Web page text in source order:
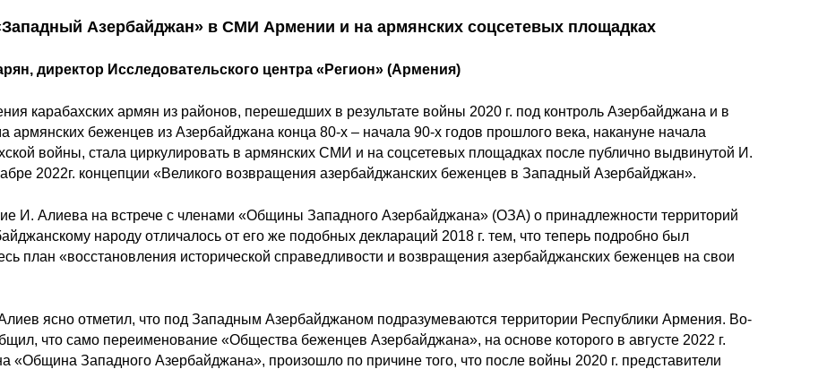
Азербайджан» в СМИ Армении и на армянских соцсетевых площадках
директор Исследовательского центра «Регион» (Армения)
карабахских армян из районов, перешедших в результате войны 2020 г. под контроль Азербайджана и в
армянских беженцев из Азербайджана конца 80-х – начала 90-х годов прошлого века, накануне начала
войны, стала циркулировать в армянских СМИ и на соцсетевых площадках после публично выдвинутой И.
2022г. концепции «Великого возвращения азербайджанских беженцев в Западный Азербайджан».
И. Алиева на встрече с членами «Общины Западного Азербайджана» (ОЗА) о принадлежности территорий
народу отличалось от его же подобных деклараций 2018 г. тем, что теперь подробно был
план «восстановления исторической справедливости и возвращения азербайджанских беженцев на свои
ясно отметил, что под Западным Азербайджаном подразумеваются территории Республики Армения. Во-
что само переименование «Общества беженцев Азербайджана», на основе которого в августе 2022 г.
«Община Западного Азербайджана», произошло по причине того, что после войны 2020 г. представители